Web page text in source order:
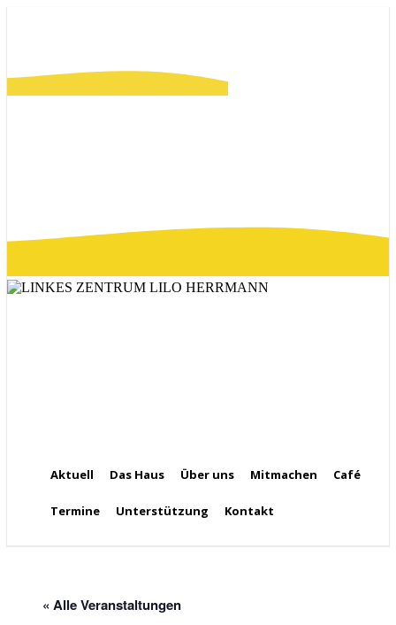
Aktuell Das Haus Über uns Mitmachen Café
Termine Unterstützung Kontakt
« Alle Veranstaltungen